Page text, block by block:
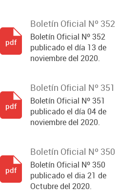
Boletín Oficial Nº 352
Boletín Oficial Nº 352
publicado el día 13 de
noviembre del 2020.
pdf
Boletín Oficial Nº 351
Boletín Oficial Nº 351
publicado el día 04 de
noviembre del 2020.
pdf
Boletín Oficial Nº 350
Boletín Oficial Nº 350
publicado el dia 21 de
Octubre del 2020.
pdf